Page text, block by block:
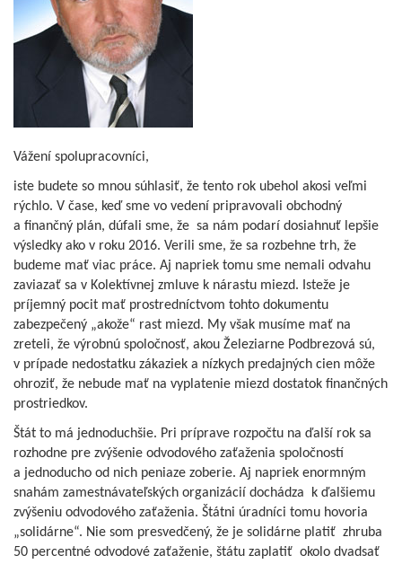
Vážení spolupracovníci,
iste budete so mnou súhlasiť, že tento rok ubehol akosi veľmi
rýchlo. V čase, keď sme vo vedení pripravovali obchodný
a finančný plán, dúfali sme, že sa nám podarí dosiahnuť lepšie
výsledky ako v roku 2016. Verili sme, že sa rozbehne trh, že
budeme mať viac práce. Aj napriek tomu sme nemali odvahu
zaviazať sa v Kolektívnej zmluve k nárastu miezd. Isteže je
príjemný pocit mať prostredníctvom tohto dokumentu
zabezpečený „akože“ rast miezd. My však musíme mať na
zreteli, že výrobnú spoločnosť, akou Železiarne Podbrezová sú,
v prípade nedostatku zákaziek a nízkych predajných cien môže
ohroziť, že nebude mať na vyplatenie miezd dostatok finančných
prostriedkov.
Štát to má jednoduchšie. Pri príprave rozpočtu na ďalší rok sa
rozhodne pre zvýšenie odvodového zaťaženia spoločností
a jednoducho od nich peniaze zoberie. Aj napriek enormným
snahám zamestnávateľských organizácií dochádza k ďalšiemu
zvýšeniu odvodového zaťaženia. Štátni úradníci tomu hovoria
„solidárne“. Nie som presvedčený, že je solidárne platiť zhruba
50 percentné odvodové zaťaženie, štátu zaplatiť okolo dvadsať